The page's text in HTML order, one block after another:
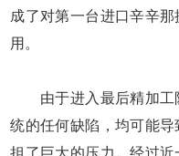
成了对第一台进口辛辛
用。
由于进入最后精加工
统的任何缺陷，均可能
担了巨大的压力。经过